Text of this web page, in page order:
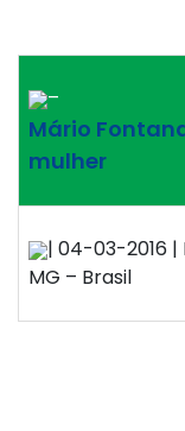
–
Mário
mulher
| 04-03-2016 |
MG – Brasil